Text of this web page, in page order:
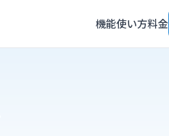
機能使い方料金